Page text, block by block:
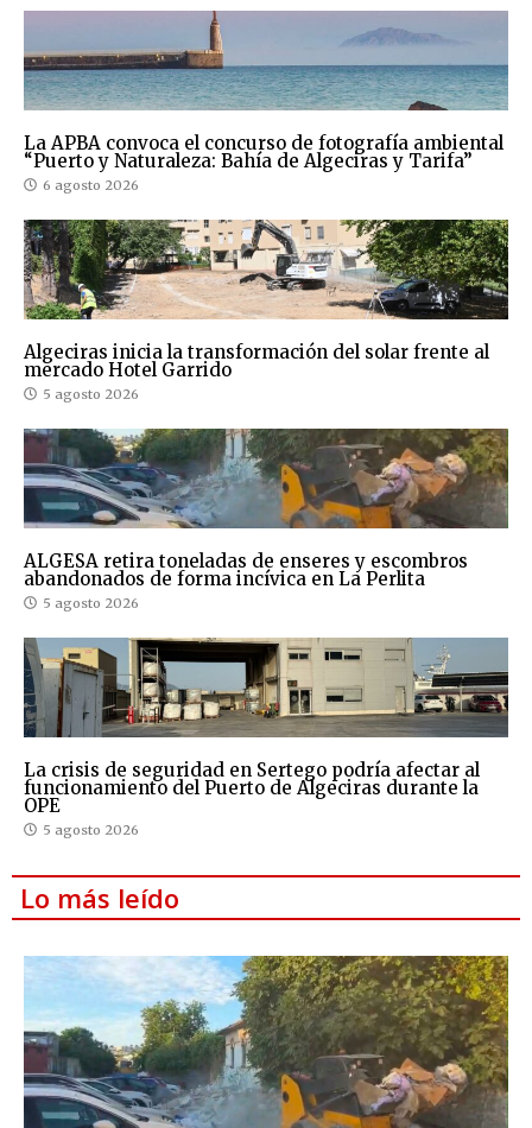
La APBA convoca el concurso de fotografía ambiental
“Puerto y Naturaleza: Bahía de Algeciras y Tarifa”
6 agosto 2026
Algeciras inicia la transformación del solar frente al
mercado Hotel Garrido
5 agosto 2026
ALGESA retira toneladas de enseres y escombros
abandonados de forma incívica en La Perlita
5 agosto 2026
La crisis de seguridad en Sertego podría afectar al
funcionamiento del Puerto de Algeciras durante la
OPE
5 agosto 2026
Lo más leído